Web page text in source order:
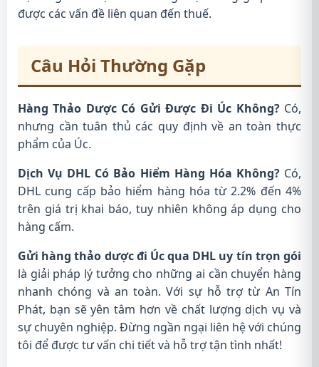
được các vấn đề liên quan đến thuế.
Câu Hỏi Thường Gặp
Hàng Thảo Dược Có Gửi Được Đi Úc Không?Có,
nhưng cần tuân thủ các quy định về an toàn thực
phẩm của Úc.
Dịch Vụ DHL Có Bảo Hiểm Hàng Hóa Không?Có,
DHL cung cấp bảo hiểm hàng hóa từ 2.2% đến 4%
trên giá trị khai báo, tuy nhiên không áp dụng cho
hàng cấm.
Gửi hàng thảo dược đi Úc qua DHL uy tín trọn gói
là giải pháp lý tưởng cho những ai cần chuyển hàng
nhanh chóng và an toàn. Với sự hỗ trợ từ An Tín
Phát, bạn sẽ yên tâm hơn về chất lượng dịch vụ và
sự chuyên nghiệp. Đừng ngần ngại liên hệ với chúng
tôi để được tư vấn chi tiết và hỗ trợ tận tình nhất!